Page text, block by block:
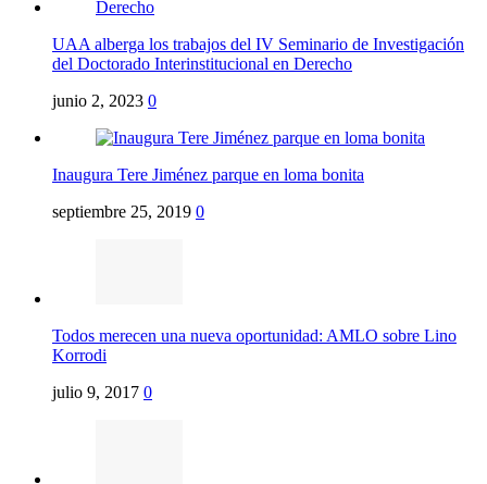
UAA alberga los trabajos del IV Seminario de Investigación
del Doctorado Interinstitucional en Derecho
junio 2, 2023 0
Inaugura Tere Jiménez parque en loma bonita
septiembre 25, 2019 0
Todos merecen una nueva oportunidad: AMLO sobre Lino
Korrodi
julio 9, 2017 0